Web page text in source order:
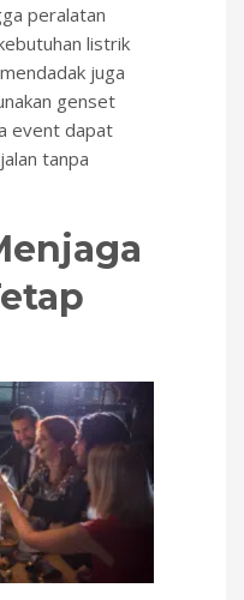
peralatan
listrik
juga
genset
event dapat
tanpa